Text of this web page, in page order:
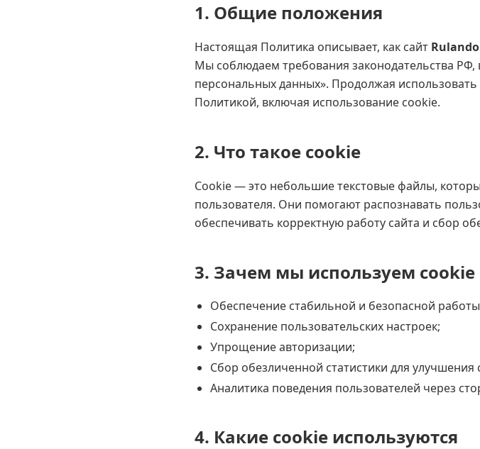
1. Общие положения
Настоящая Политика описывает, как сайт
Мы соблюдаем требования законодательства
персональных данных». Продолжая
Политикой, включая использование cookie.
2. Что такое cookie
Cookie — это небольшие текстовые файлы,
пользователя. Они помогают распознавать
обеспечивать корректную работу сайта и сбор
3. Зачем мы используем cookie
Обеспечение стабильной и безопасной работы
Сохранение пользовательских настроек;
Упрощение авторизации;
Сбор обезличенной статистики для улучшения
Аналитика поведения пользователей через
4. Какие cookie используются